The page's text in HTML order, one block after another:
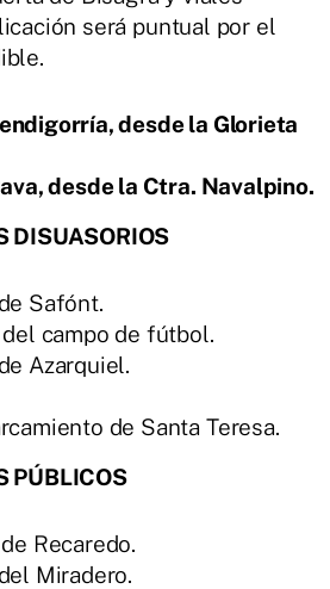
será puntual por el
desde la Glorieta
desde la Ctra. Navalpino.
DISUASORIOS
Safónt.
campo de fútbol.
Azarquiel.
de Santa Teresa.
PÚBLICOS
Recaredo.
Miradero.